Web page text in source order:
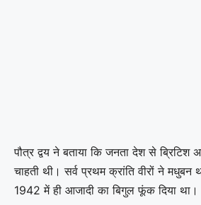
पौत्र द्वय ने बताया कि जनता देश से ब्रिटिश
चाहती थी। सर्व प्रथम क्रांति वीरों ने मधुबन
1942 में ही आजादी का बिगुल फूंक दिया था।